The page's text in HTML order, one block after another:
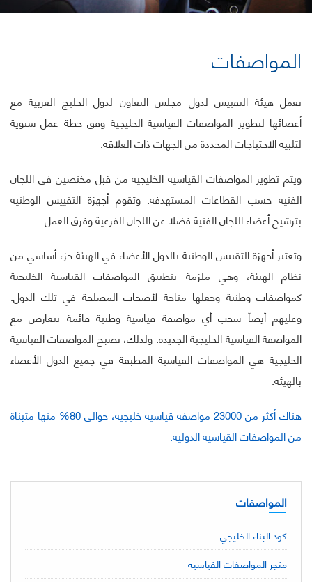
المواصفات
تعمل هيئة التقييس لدول مجلس التعاون لدول الخليج العربية مع
أعضائها لتطوير المواصفات القياسية الخليجية وفق خطة عمل سنوية
لتلبية الاحتياجات المحددة من الجهات ذات العلاقة.
ويتم تطوير المواصفات القياسية الخليجية من قبل مختصين في اللجان
الفنية حسب القطاعات المستهدفة. وتقوم أجهزة التقييس الوطنية
بترشيح أعضاء اللجان الفنية فضلا عن اللجان الفرعية وفرق العمل.
وتعتبر أجهزة التقييس الوطنية بالدول الأعضاء في الهيئة جزء أساسي من
نظام الهيئة، وهي ملزمة بتطبيق المواصفات القياسية الخليجية
كمواصفات وطنية وجعلها متاحة لأصحاب المصلحة في تلك الدول.
وعليهم أيضاً سحب أي مواصفة قياسية وطنية قائمة تتعارض مع
المواصفة القياسية الخليجية الجديدة. ولذلك، تصبح المواصفات القياسية
الخليجية هي المواصفات القياسية المطبقة في جميع الدول الأعضاء
بالهيئة.
هناك أكثر من 23000 مواصفة قياسية خليجية، حوالي 80% منها متبناة
من المواصفات القياسية الدولية.
المواصفات
كود البناء الخليجي
متجر المواصفات القياسية